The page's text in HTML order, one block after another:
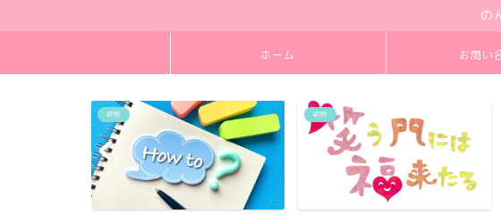
の
ホーム お問い
教育 教育